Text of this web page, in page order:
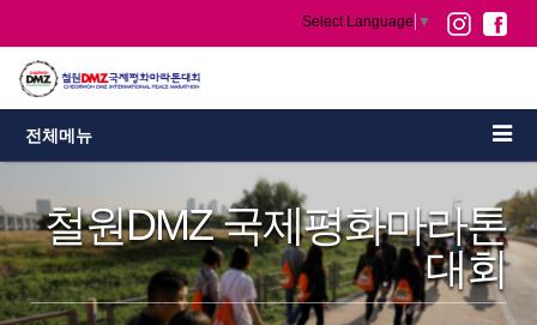
Select Language ▼
전체메뉴
철원DMZ 국제평화마라톤
대회